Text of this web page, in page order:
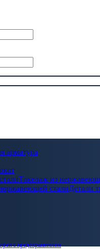
арматура
Такелаж из
Детали
c предохранителем